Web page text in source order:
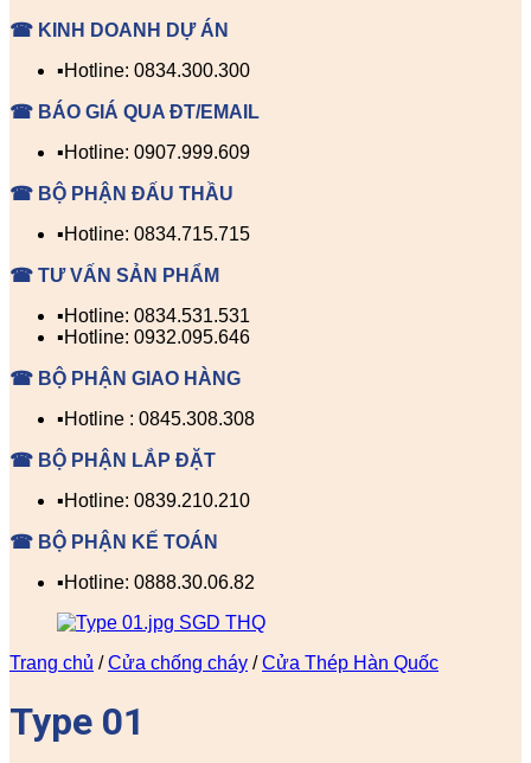
☎ KINH DOANH DỰ ÁN
▪️Hotline: 0834.300.300
☎ BÁO GIÁ QUA ĐT/EMAIL
▪️Hotline: 0907.999.609
☎ BỘ PHẬN ĐẤU THẦU
▪️Hotline: 0834.715.715
☎ TƯ VẤN SẢN PHẨM
▪️Hotline: 0834.531.531
▪️Hotline: 0932.095.646
☎ BỘ PHẬN GIAO HÀNG
▪️Hotline : 0845.308.308
☎ BỘ PHẬN LẮP ĐẶT
▪️Hotline: 0839.210.210
☎ BỘ PHẬN KẾ TOÁN
▪️Hotline: 0888.30.06.82
Trang chủ / Cửa chống cháy / Cửa Thép Hàn Quốc
Type 01